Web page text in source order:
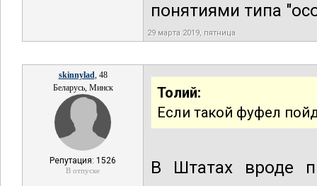
понятиями типа
29 марта 2019, пятница
skinnylad, 48
Беларусь, Минск
Репутация: 1526
В отпуске
Толий:
Если такой фуфел
В Штатах вроде